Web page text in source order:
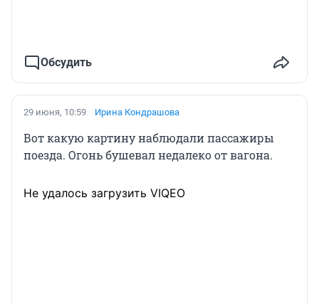
Обсудить
29 июня, 10:59 Ирина Кондрашова
Вот какую картину наблюдали пассажиры
поезда. Огонь бушевал недалеко от вагона.
Не удалось загрузить VIQEO